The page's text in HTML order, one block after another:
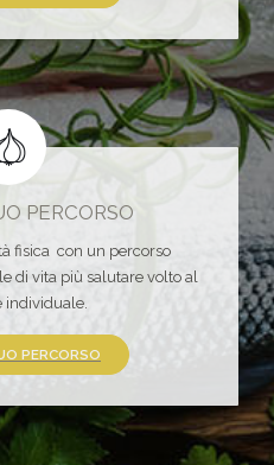
PERCORSO
fisica con un percorso
di vita più salutare volto al
individuale.
PERCORSO